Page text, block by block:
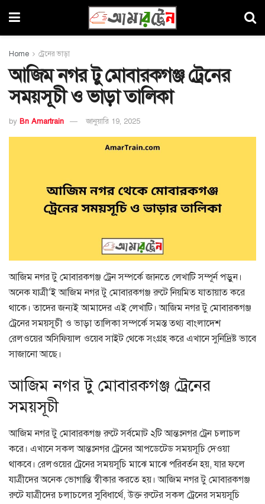
Home ট্রেনের ভাড়া
আজিম নগর টু মোবারকগঞ্জ ট্রেনের
সময়সূচী ও ভাড়া তালিকা
by Bn Amartrain জানুয়ারি 19, 2025
আজিম নগর টু মোবারকগঞ্জ ট্রেন সম্পর্কে জানতে লেখাটি সম্পূর্ন পড়ুন।
অনেক যাত্রী’ই আজিম নগর টু মোবারকগঞ্জ রুটে নিয়মিত যাতায়াত করে
থাকে। তাদের জন্যই আমাদের এই লেখাটি। আজিম নগর টু মোবারকগঞ্জ
ট্রেনের সময়সূচী ও ভাড়া তালিকা সম্পর্কে সমস্ত তথ্য বাংলাদেশ
রেলওয়ের অসিফিয়াল ওয়েব সাইট থেকে সংগ্রহ করে এখানে সুনিদ্রিষ্ট ভাবে
সাজানো আছে।
আজিম নগর টু মোবারকগঞ্জ ট্রেনের
সময়সূচী
আজিম নগর টু মোবারকগঞ্জ রুটে সর্বমোট ২টি আন্তঃনগর ট্রেন চলাচল
করে। এখানে সকল আন্তঃনগর ট্রেনের আপডেটেড সময়সূচি দেওয়া
থাকবে। রেলওয়ের ট্রেনের সময়সূচি মাঝে মাঝে পরিবর্তন হয়, যার ফলে
যাত্রীদের অনেক ভোগান্তি স্বীকার করতে হয়। আজিম নগর টু মোবারকগঞ্জ
রুটে যাত্রীদের চলাচলের সুবিধার্থে, উক্ত রুটের সকল ট্রেনের সময়সূচি